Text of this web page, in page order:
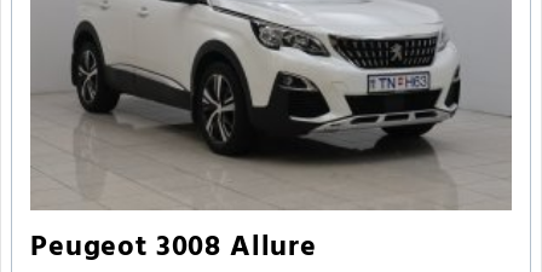
Peugeot 3008 Allure